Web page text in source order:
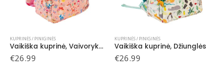
KUPRINĖS / PINIGINĖS
Vaikiška kuprinė, Vaivorykštės fėja
€26.99
KUPRINĖS / PINIGINĖS
Vaikiška kuprinė, Džiunglės
€26.99